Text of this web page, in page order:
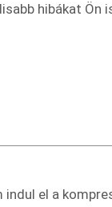
hibákat Ön
indul el a